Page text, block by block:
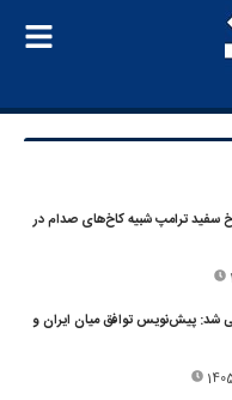
سفید ترامپ شبیه کاخ‌های صدام در
شد: پیش‌نویس توافق میان ایران و